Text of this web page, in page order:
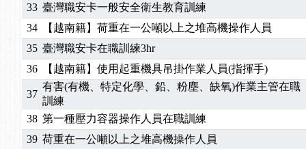
2025/08/12【中心公告】因應颱風來襲，若遇停班停課消息 補
2025/07/06 【中心公告】颱風假114/07/07停班停課
2025/06/06 【進修課程】～～前導課程看這邊推出囉～～
2025/05/29 【進修課程】前導課程推出公告！
2025/04/28【進修課程】要怎麼進修自我？課程百百種選擇好
2025/01/21
訓測驗
2025/01/15【線上課程】碳中和核心職能系列課程資訊
2026/07/15【免費研習】115年製造業危害預防職場安衛法令
33 臺灣職安卡一般安全衛生教育訓練
34
【越南籍】荷重在一公噸以上之堆高機操作人員
35 臺灣職安卡在職訓練3hr
36
【越南籍】使用起重機具吊掛作業人員(指揮手)
37
有害(有機、特定化學、鉛、粉塵、缺氧)作業主管在職
訓練
38 第一種壓力容器操作人員在職訓練
39 荷重在一公噸以上之堆高機操作人員